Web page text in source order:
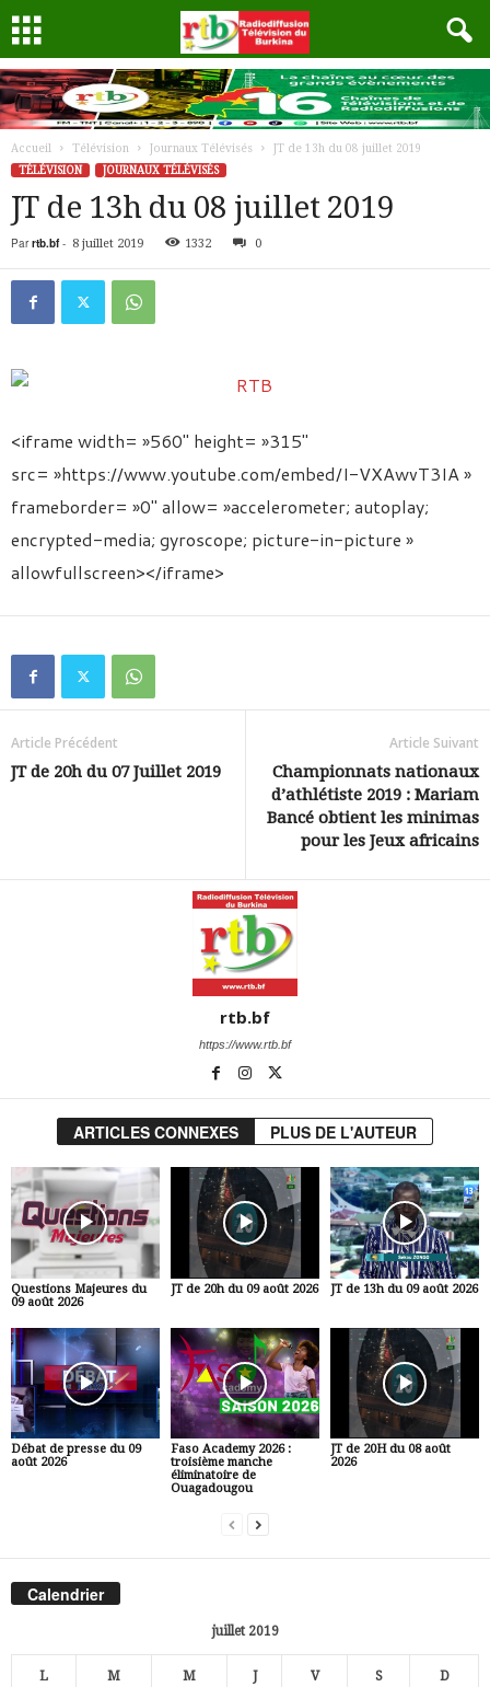
Accueil Télévision Journaux Télévisés
JT de 13h du 08 juillet 2019
TÉLÉVISION
JOURNAUX TÉLÉVISÉS
JT de 13h du 08 juillet 2019
Par rtb.bf- 8 juillet 2019 1332 0
<iframe width= »560″ height= »315″
src= »https://www.youtube.com/embed/I-VXAwvT3IA »
frameborder= »0″ allow= »accelerometer; autoplay;
encrypted-media; gyroscope; picture-in-picture »
allowfullscreen></iframe>
Article Précédent
JT de 20h du 07 Juillet 2019
Article Suivant
Championnats nationaux
d’athlétiste 2019 : Mariam
Bancé obtient les minimas
pour les Jeux africains
rtb.bf
https://www.rtb.bf
ARTICLES CONNEXES PLUS DE L'AUTEUR
Questions Majeures du
09 août 2026
JT de 20h du 09 août 2026 JT de 13h du 09 août 2026
Débat de presse du 09
août 2026
Faso Academy 2026 :
troisième manche
éliminatoire de
Ouagadougou
JT de 20H du 08 août
2026
Calendrier
juillet 2019
L M M J V S D